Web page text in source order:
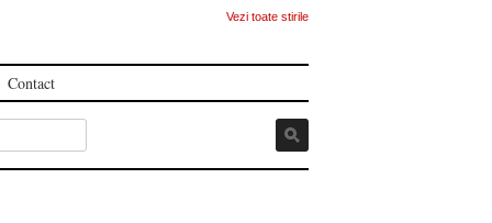
Vezi toate stirile
Contact